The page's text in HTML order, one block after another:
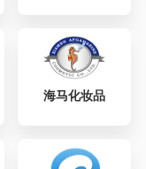
海马化妆品